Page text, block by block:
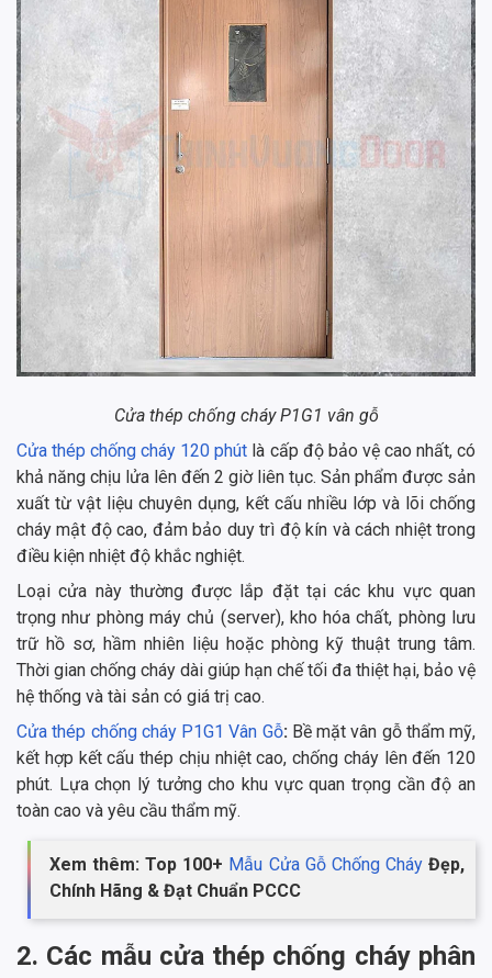
Cửa thép chống cháy P1G1 vân gỗ
Cửa thép chống cháy 120 phút là cấp độ bảo vệ cao nhất, có
khả năng chịu lửa lên đến 2 giờ liên tục. Sản phẩm được sản
xuất từ vật liệu chuyên dụng, kết cấu nhiều lớp và lõi chống
cháy mật độ cao, đảm bảo duy trì độ kín và cách nhiệt trong
điều kiện nhiệt độ khắc nghiệt.
Loại cửa này thường được lắp đặt tại các khu vực quan
trọng như phòng máy chủ (server), kho hóa chất, phòng lưu
trữ hồ sơ, hầm nhiên liệu hoặc phòng kỹ thuật trung tâm.
Thời gian chống cháy dài giúp hạn chế tối đa thiệt hại, bảo vệ
hệ thống và tài sản có giá trị cao.
Cửa thép chống cháy P1G1 Vân Gỗ: Bề mặt vân gỗ thẩm mỹ,
kết hợp kết cấu thép chịu nhiệt cao, chống cháy lên đến 120
phút. Lựa chọn lý tưởng cho khu vực quan trọng cần độ an
toàn cao và yêu cầu thẩm mỹ.
Xem thêm: Top 100+ Mẫu Cửa Gỗ Chống CháyĐẹp,
Chính Hãng & Đạt Chuẩn PCCC
2. Các mẫu cửa thép chống cháy phân